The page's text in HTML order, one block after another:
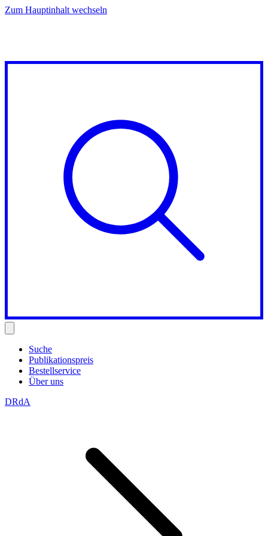
Zum Hauptinhalt wechseln
Suche
Publikationspreis
Bestellservice
Über uns
DRdA